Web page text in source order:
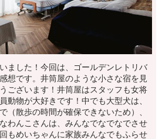
ました！今回は、ゴールデンレトリバ
想です。井筒屋のような小さな宿を見
ございます！井筒屋はスタッフも女将
動物が大好きです！中でも大型犬は、
（散歩の時間が確保できないため）、
わんこさんは、みんなでなでなでさせ
もめいちゃんに家族みんなでもふらせ